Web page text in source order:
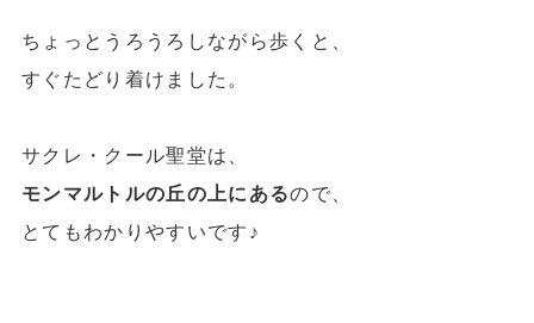
ちょっとうろうろしながら歩くと、
すぐたどり着けました。
サクレ・クール聖堂は、
モンマルトルの丘の上にあるので、
とてもわかりやすいです♪